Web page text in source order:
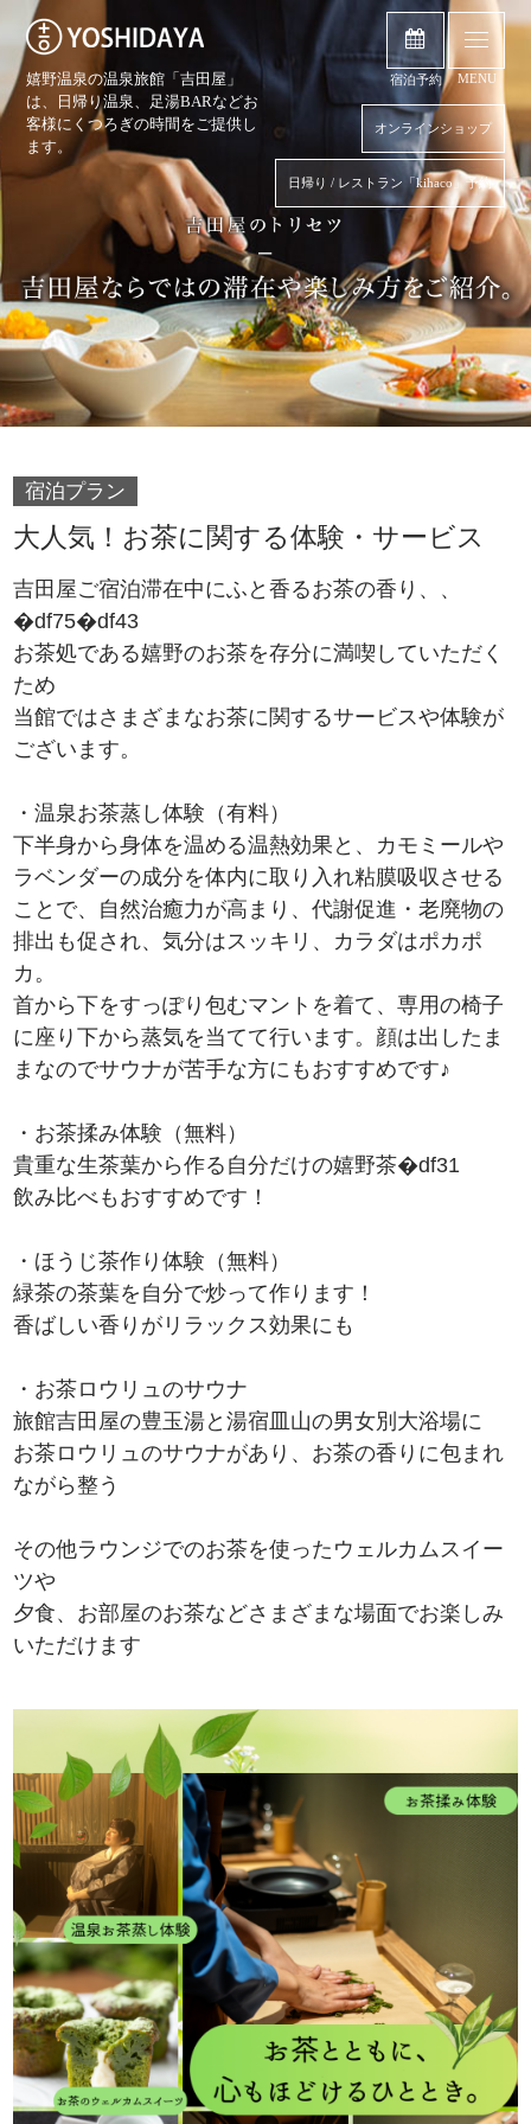
嬉野温泉の温泉旅館「吉田屋」
は、日帰り温泉、 足湯BARなどお
客様にくつろぎの時間をご提供し
ます。
オンラインショップ
日帰り / レストラン「kihaco」予約
宿泊予約 MENU
宿泊プラン
大人気！お茶に関する体験・サービス
吉田屋ご宿泊滞在中にふと香るお茶の香り、、
�df75�df43
お茶処である嬉野のお茶を存分に満喫していただく
ため
当館ではさまざまなお茶に関するサービスや体験が
ございます。
・温泉お茶蒸し体験（有料）
下半身から身体を温める温熱効果と、カモミールや
ラベンダーの成分を体内に取り入れ粘膜吸収させる
ことで、自然治癒力が高まり、代謝促進・老廃物の
排出も促され、気分はスッキリ、カラダはポカポ
カ。
首から下をすっぽり包むマントを着て、専用の椅子
に座り下から蒸気を当てて行います。顔は出したま
まなのでサウナが苦手な方にもおすすめです♪
・お茶揉み体験（無料）
貴重な生茶葉から作る自分だけの嬉野茶�df31
飲み比べもおすすめです！
・ほうじ茶作り体験（無料）
緑茶の茶葉を自分で炒って作ります！
香ばしい香りがリラックス効果にも
・お茶ロウリュのサウナ
旅館吉田屋の豊玉湯と湯宿皿山の男女別大浴場に
お茶ロウリュのサウナがあり、お茶の香りに包まれ
ながら整う
その他ラウンジでのお茶を使ったウェルカムスイー
ツや
夕食、お部屋のお茶などさまざまな場面でお楽しみ
いただけます